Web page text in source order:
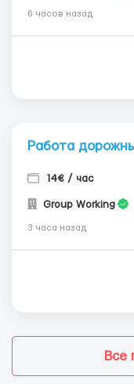
6 часов назад
Работа
14€ / час
Group Working
3 часа назад
Все